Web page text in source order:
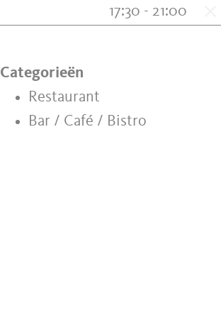
17:30 - 21:00
Categorieën
Restaurant
Bar / Café / Bistro